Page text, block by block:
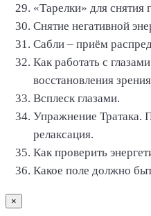
«Тарелки» для снятия
Снятие негативной
Сабли – приём
Как работать с
восстановления
Всплеск глазами.
Упражнение Тратака.
релаксация.
Как проверить
Какое поле должно
×